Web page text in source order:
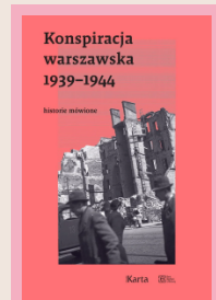
ARCHIWUM
APLIKACJE MOBILNE
DOKUMENTACJA
KONKURSY
ONLINE
PASTA TV
SPOTKANIE
SZKOŁA